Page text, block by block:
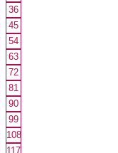
36
45
54
63
72
81
90
99
108
117